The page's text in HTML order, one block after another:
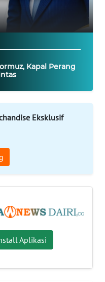
Kapal Perang
Eksklusif
Aplikasi